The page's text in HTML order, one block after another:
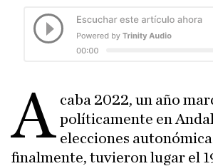
A caba 2022, un año
políticamente en
elecciones
finalmente, tuvieron lugar el